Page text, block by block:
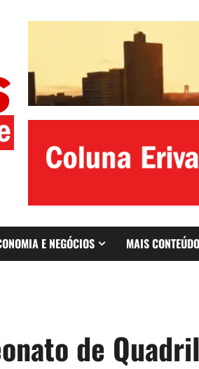
E NEGÓCIOS MAIS
de